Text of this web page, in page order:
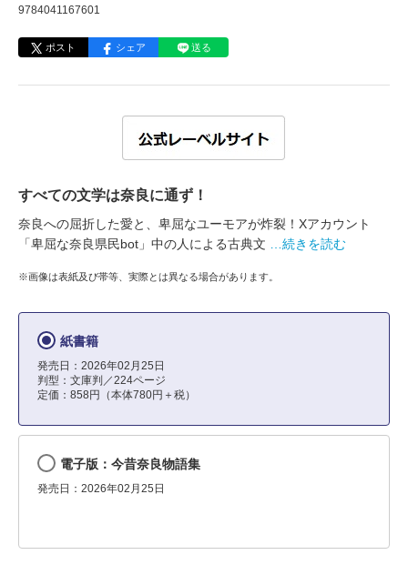
9784041167601
ポスト シェア 送る
すべての文学は奈良に通ず！
奈良への屈折した愛と、卑屈なユーモアが炸裂！Xアカウント
「卑屈な奈良県民bot」中の人による古典文
…続きを読む
※画像は表紙及び帯等、実際とは異なる場合があります。
紙書籍
発売日：2026年02月25日
判型：文庫判／224ページ
定価：858円（本体780円＋税）
電子版：今昔奈良物語集
発売日：2026年02月25日